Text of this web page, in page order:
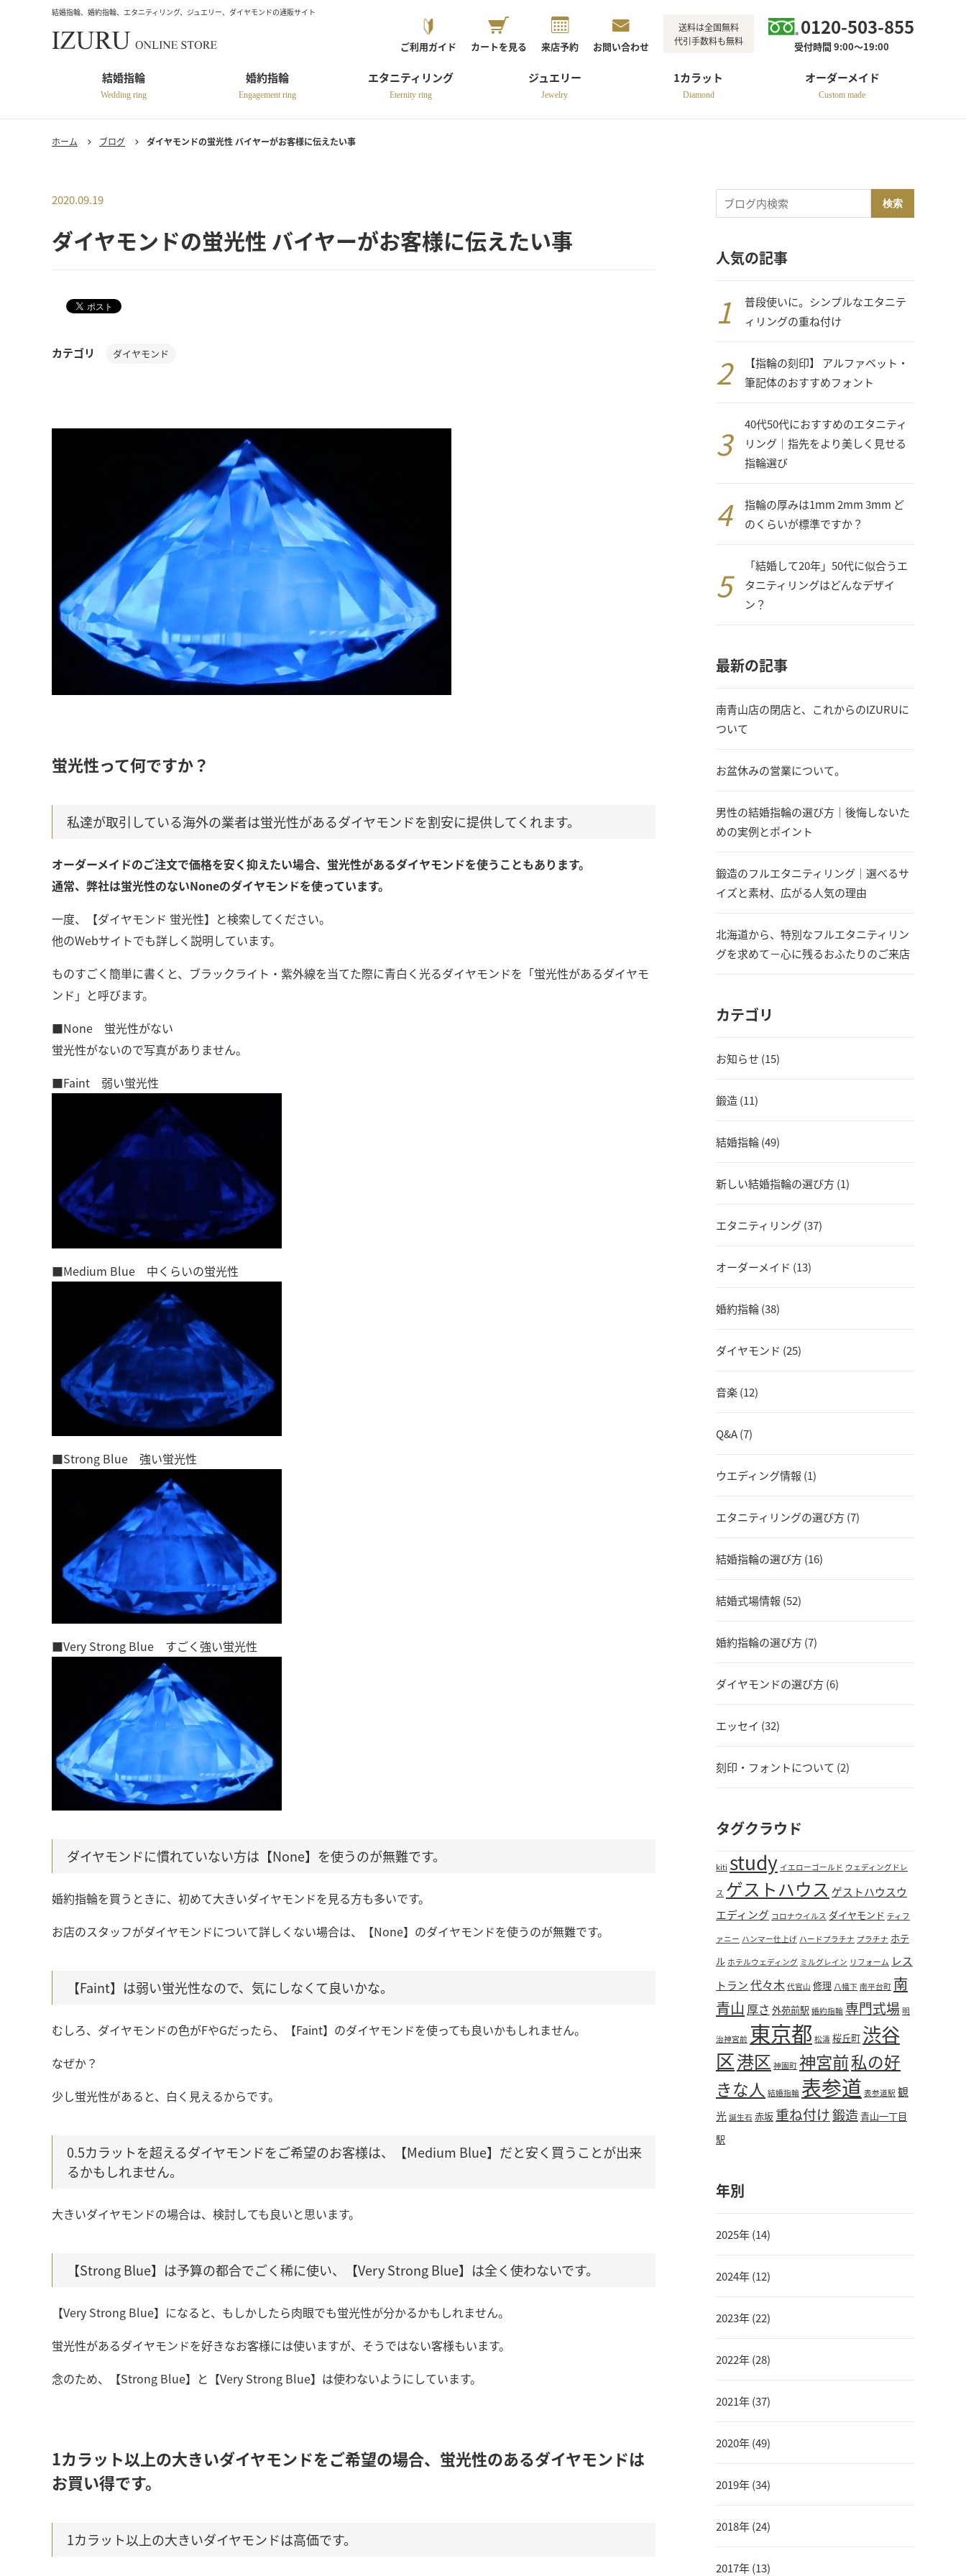
結婚指輪、婚約指輪、エタニティリング、ジュエリー、ダイヤモンドの通販サイト
ご利用ガイド カートを見る 来店予約 お問い合わせ
送料は全国無料
代引手数料も無料
0120-503-855
受付時間 9:00～19:00
結婚指輪
Wedding ring
婚約指輪
Engagement ring
エタニティリング
Eternity ring
ジュエリー
Jewelry
1カラット
Diamond
オーダーメイド
Custom made
ホーム ブログ ダイヤモンドの蛍光性 バイヤーがお客様に伝えたい事
2020.09.19
ダイヤモンドの蛍光性 バイヤーがお客様に伝えたい事
カテゴリ ダイヤモンド
蛍光性って何ですか？
私達が取引している海外の業者は蛍光性があるダイヤモンドを割安に提供してくれます。
オーダーメイドのご注文で価格を安く抑えたい場合、蛍光性があるダイヤモンドを使うこともあります。
通常、弊社は蛍光性のないNoneのダイヤモンドを使っています。
一度、【ダイヤモンド 蛍光性】と検索してください。
他のWebサイトでも詳しく説明しています。
ものすごく簡単に書くと、ブラックライト・紫外線を当てた際に青白く光るダイヤモンドを「蛍光性があるダイヤモ
ンド」と呼びます。
■None 蛍光性がない
蛍光性がないので写真がありません。
■Faint 弱い蛍光性
■Medium Blue 中くらいの蛍光性
■Strong Blue 強い蛍光性
■Very Strong Blue すごく強い蛍光性
ダイヤモンドに慣れていない方は【None】を使うのが無難です。
婚約指輪を買うときに、初めて大きいダイヤモンドを見る方も多いです。
お店のスタッフがダイヤモンドについて詳しくない場合は、【None】のダイヤモンドを使うのが無難です。
【Faint】は弱い蛍光性なので、気にしなくて良いかな。
むしろ、ダイヤモンドの色がFやGだったら、【Faint】のダイヤモンドを使っても良いかもしれません。
なぜか？
少し蛍光性があると、白く見えるからです。
0.5カラットを超えるダイヤモンドをご希望のお客様は、【Medium Blue】だと安く買うことが出来
るかもしれません。
大きいダイヤモンドの場合は、検討しても良いと思います。
【Strong Blue】は予算の都合でごく稀に使い、【Very Strong Blue】は全く使わないです。
【Very Strong Blue】になると、もしかしたら肉眼でも蛍光性が分かるかもしれません。
蛍光性があるダイヤモンドを好きなお客様には使いますが、そうではない客様もいます。
念のため、【Strong Blue】と【Very Strong Blue】は使わないようにしています。
1カラット以上の大きいダイヤモンドをご希望の場合、蛍光性のあるダイヤモンドは
お買い得です。
1カラット以上の大きいダイヤモンドは高価です。
検索
人気の記事
普段使いに。シンプルなエタニテ
ィリングの重ね付け
【指輪の刻印】 アルファベット・
筆記体のおすすめフォント
40代50代におすすめのエタニティ
リング｜指先をより美しく見せる
指輪選び
指輪の厚みは1mm 2mm 3mm ど
のくらいが標準ですか？
「結婚して20年」50代に似合うエ
タニティリングはどんなデザイ
ン？
最新の記事
南青山店の閉店と、これからのIZURUに
ついて
お盆休みの営業について。
男性の結婚指輪の選び方｜後悔しないた
めの実例とポイント
鍛造のフルエタニティリング｜選べるサ
イズと素材、広がる人気の理由
北海道から、特別なフルエタニティリン
グを求めて－心に残るおふたりのご来店
カテゴリ
お知らせ (15)
鍛造 (11)
結婚指輪 (49)
新しい結婚指輪の選び方 (1)
エタニティリング (37)
オーダーメイド (13)
婚約指輪 (38)
ダイヤモンド (25)
音楽 (12)
Q&A (7)
ウエディング情報 (1)
エタニティリングの選び方 (7)
結婚指輪の選び方 (16)
結婚式場情報 (52)
婚約指輪の選び方 (7)
ダイヤモンドの選び方 (6)
エッセイ (32)
刻印・フォントについて (2)
タグクラウド
kiti study イエローゴールド ウェディングドレ
ス ゲストハウス ゲストハウスウ
エディング コロナウイルス ダイヤモンド ティフ
ァニー ハンマー仕上げ ハードプラチナ プラチナ ホテ
ル ホテルウェディング ミルグレイン リフォーム レス
トラン代々木 代官山 修理 八幡下 南平台町 南
青山 厚さ 外苑前駅 婚約指輪 専門式場 明
治神宮前 東京都 松濤 桜丘町 渋谷
区港区 神園町 神宮前私の好
きな人 結婚指輪 表参道 表参道駅 観
光 誕生石 赤坂 重ね付け鍛造青山一丁目
駅
年別
2025年 (14)
2024年 (12)
2023年 (22)
2022年 (28)
2021年 (37)
2020年 (49)
2019年 (34)
2018年 (24)
2017年 (13)